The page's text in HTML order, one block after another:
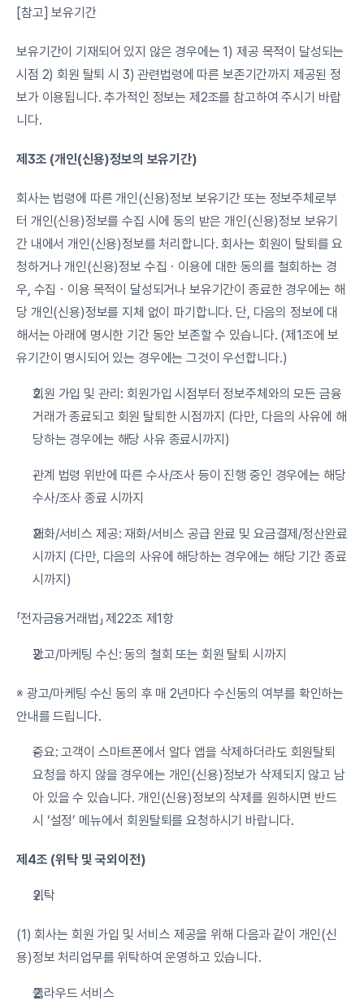
[참고] 보유기간
보유기간이 기재되어 있지 않은 경우에는 1) 제공 목적이 달성되는
시점 2) 회원 탈퇴 시 3) 관련법령에 따른 보존기간까지 제공된 정
보가 이용됩니다. 추가적인 정보는 제2조를 참고하여 주시기 바랍
니다.
제3조 (개인(신용)정보의 보유기간)
회사는 법령에 따른 개인(신용)정보 보유기간 또는 정보주체로부
터 개인(신용)정보를 수집 시에 동의 받은 개인(신용)정보 보유기
간 내에서 개인(신용)정보를 처리합니다. 회사는 회원이 탈퇴를 요
청하거나 개인(신용)정보 수집ㆍ이용에 대한 동의를 철회하는 경
우, 수집ㆍ이용 목적이 달성되거나 보유기간이 종료한 경우에는 해
당 개인(신용)정보를 지체 없이 파기합니다. 단, 다음의 정보에 대
해서는 아래에 명시한 기간 동안 보존할 수 있습니다. (제1조에 보
유기간이 명시되어 있는 경우에는 그것이 우선합니다.)
회원 가입 및 관리: 회원가입 시점부터 정보주체와의 모든 금융
거래가 종료되고 회원 탈퇴한 시점까지 (다만, 다음의 사유에 해
당하는 경우에는 해당 사유 종료시까지)
관계 법령 위반에 따른 수사/조사 등이 진행 중인 경우에는 해당
수사/조사 종료 시까지
재화/서비스 제공: 재화/서비스 공급 완료 및 요금결제/정산완료
시까지 (다만, 다음의 사유에 해당하는 경우에는 해당 기간 종료
시까지)
「전자금융거래법」 제22조 제1항
광고/마케팅 수신: 동의 철회 또는 회원 탈퇴 시까지
※ 광고/마케팅 수신 동의 후 매 2년마다 수신동의 여부를 확인하는
안내를 드립니다.
중요: 고객이 스마트폰에서 알다 앱을 삭제하더라도 회원탈퇴
요청을 하지 않을 경우에는 개인(신용)정보가 삭제되지 않고 남
아 있을 수 있습니다. 개인(신용)정보의 삭제를 원하시면 반드
시 ‘설정’ 메뉴에서 회원탈퇴를 요청하시기 바랍니다.
제4조 (위탁 및 국외이전)
위탁
(1) 회사는 회원 가입 및 서비스 제공을 위해 다음과 같이 개인(신
용)정보 처리업무를 위탁하여 운영하고 있습니다.
클라우드 서비스